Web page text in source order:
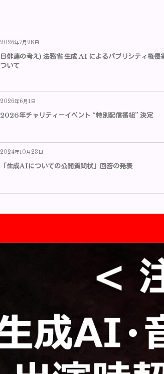
2026年7月28日
日俳連の考え) 法務省 生成 AI によるパブリシティ権侵
ついて
2026年6月1日
2026年チャリティーイベント “特別配信番組” 決定
2024年10月23日
「生成AIについての公開質問状」回答の発表